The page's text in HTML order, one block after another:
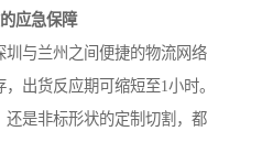
应急保障
与兰州之间便捷的物流网络
出货反应期可缩短至1小时。
是非标形状的定制切割，都